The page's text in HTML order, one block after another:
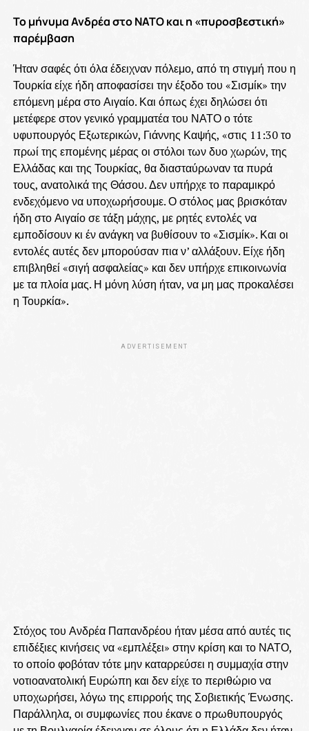
Το μήνυμα Ανδρέα στο ΝΑΤΟ και η «πυροσβεστική»
παρέμβαση
Ήταν σαφές ότι όλα έδειχναν πόλεμο, από τη στιγμή που η
Τουρκία είχε ήδη αποφασίσει την έξοδο του «Σισμίκ» την
επόμενη μέρα στο Αιγαίο. Και όπως έχει δηλώσει ότι
μετέφερε στον γενικό γραμματέα του ΝΑΤΟ ο τότε
υφυπουργός Εξωτερικών, Γιάννης Καψής, «στις 11:30 το
πρωί της επομένης μέρας οι στόλοι των δυο χωρών, της
Ελλάδας και της Τουρκίας, θα διασταύρωναν τα πυρά
τους, ανατολικά της Θάσου. Δεν υπήρχε το παραμικρό
ενδεχόμενο να υποχωρήσουμε. Ο στόλος μας βρισκόταν
ήδη στο Αιγαίο σε τάξη μάχης, με ρητές εντολές να
εμποδίσουν κι έν ανάγκη να βυθίσουν το «Σισμίκ». Και οι
εντολές αυτές δεν μπορούσαν πια ν’ αλλάξουν. Είχε ήδη
επιβληθεί «σιγή ασφαλείας» και δεν υπήρχε επικοινωνία
με τα πλοία μας. Η μόνη λύση ήταν, να μη μας προκαλέσει
η Τουρκία».
ADVERTISEMENT
Στόχος του Ανδρέα Παπανδρέου ήταν μέσα από αυτές τις
επιδέξιες κινήσεις να «εμπλέξει» στην κρίση και το ΝΑΤΟ,
το οποίο φοβόταν τότε μην καταρρεύσει η συμμαχία στην
νοτιοανατολική Ευρώπη και δεν είχε το περιθώριο να
υποχωρήσει, λόγω της επιρροής της Σοβιετικής Ένωσης.
Παράλληλα, οι συμφωνίες που έκανε ο πρωθυπουργός